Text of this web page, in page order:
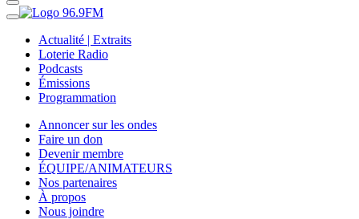
Actualité | Extraits
Loterie Radio
Podcasts
Émissions
Programmation
Annoncer sur les ondes
Faire un don
Devenir membre
ÉQUIPE/ANIMATEURS
Nos partenaires
À propos
Nous joindre